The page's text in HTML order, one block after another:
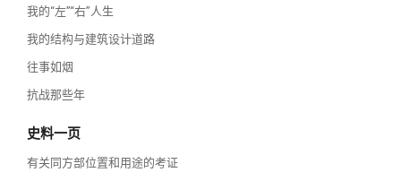
我的“左”“右”人生
我的结构与建筑设计道路
往事如烟
抗战那些年
史料一页
有关同方部位置和用途的考证